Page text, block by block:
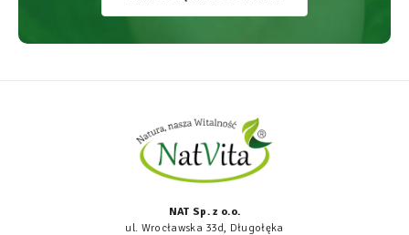
NAT Sp. z o.o.
ul. Wrocławska 33d, Długołęka